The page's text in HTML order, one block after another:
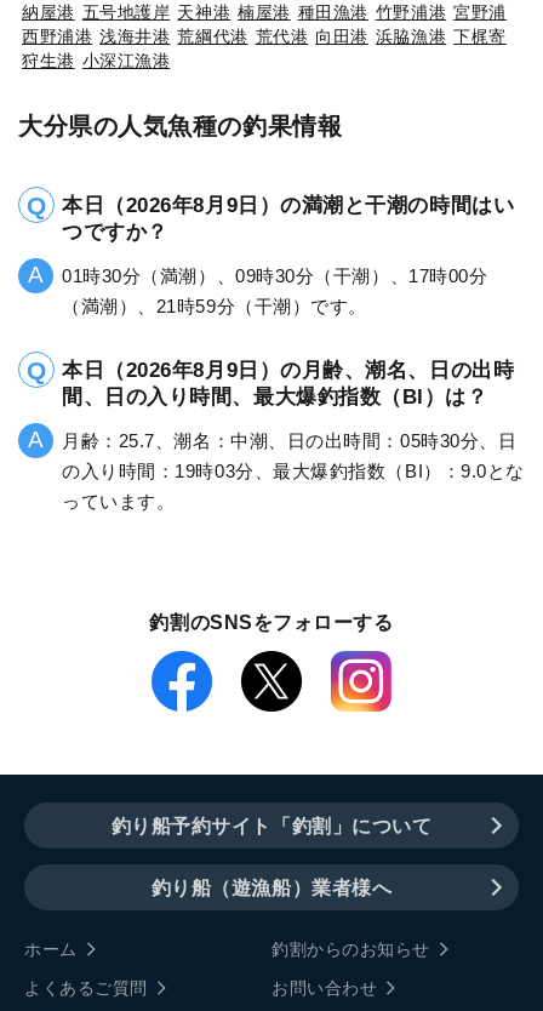
納屋港 五号地護岸 天神港 楠屋港 種田漁港 竹野浦港 宮野浦
西野浦港 浅海井港 荒綱代港 荒代港 向田港 浜脇漁港 下梶寄
狩生港 小深江漁港
大分県の人気魚種の釣果情報
本日（2026年8月9日）の満潮と干潮の時間はい
つですか？
01時30分（満潮）、09時30分（干潮）、17時00分
（満潮）、21時59分（干潮）です。
本日（2026年8月9日）の月齢、潮名、日の出時
間、日の入り時間、最大爆釣指数（BI）は？
月齢：25.7、潮名：中潮、日の出時間：05時30分、日
の入り時間：19時03分、最大爆釣指数（BI）：9.0とな
っています。
釣割のSNSをフォローする
釣り船予約サイト「釣割」について
釣り船（遊漁船）業者様へ
ホーム
釣割からのお知らせ
よくあるご質問
お問い合わせ